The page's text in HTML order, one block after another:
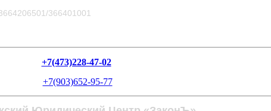
366401001
+7(473)228-47-02
+7(903)652-95-77